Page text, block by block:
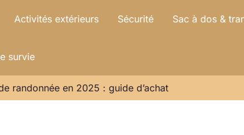
Activités extérieurs Sécurité Sac à dos &
survie
randonnée en 2025 : guide d’achat